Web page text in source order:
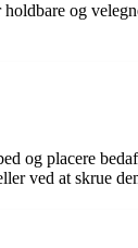
og
og placere
ved at skrue